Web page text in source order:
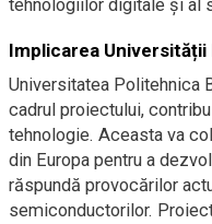
tehnologiilor digitale și al
Implicarea
Universitatea Politehnica
cadrul proiectului,
tehnologie. Aceasta va
din Europa pentru a
răspundă provocărilor
semiconductorilor.